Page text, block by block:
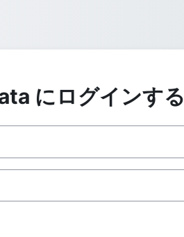
にログインする
ップする